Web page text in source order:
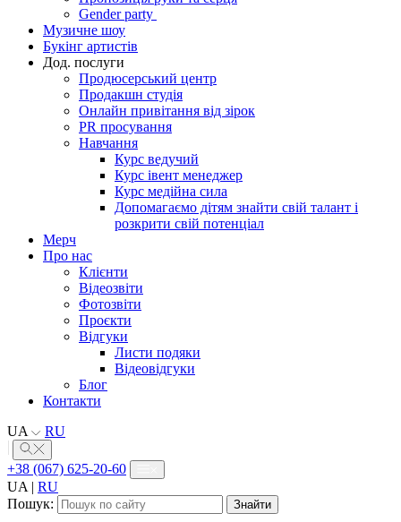
Gender party
Музичне шоу
Букінг артистів
Дод. послуги
Продюсерський центр
Продакшн студія
Онлайн привітання від зірок
PR просування
Навчання
Курс ведучий
Курс івент менеджер
Курс медійна сила
Допомагаємо дітям знайти свій талант і
розкрити свій потенціал
Мерч
Про нас
Клієнти
Відеозвіти
Фотозвіти
Проєкти
Відгуки
Листи подяки
Відеовідгуки
Блог
Контакти
UA
RU
+38 (067) 625-20-60
UA | RU
Пошук: